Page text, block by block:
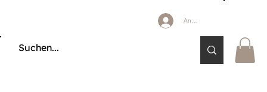
Anmelden